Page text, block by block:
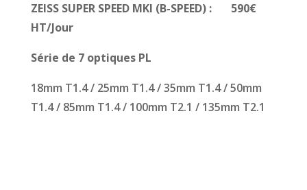
ZEISS SUPER SPEED MKI (B-SPEED) : 590€
HT/Jour
Série de 7 optiques PL
18mm T1.4 / 25mm T1.4 / 35mm T1.4 / 50mm
T1.4 / 85mm T1.4 / 100mm T2.1 / 135mm T2.1